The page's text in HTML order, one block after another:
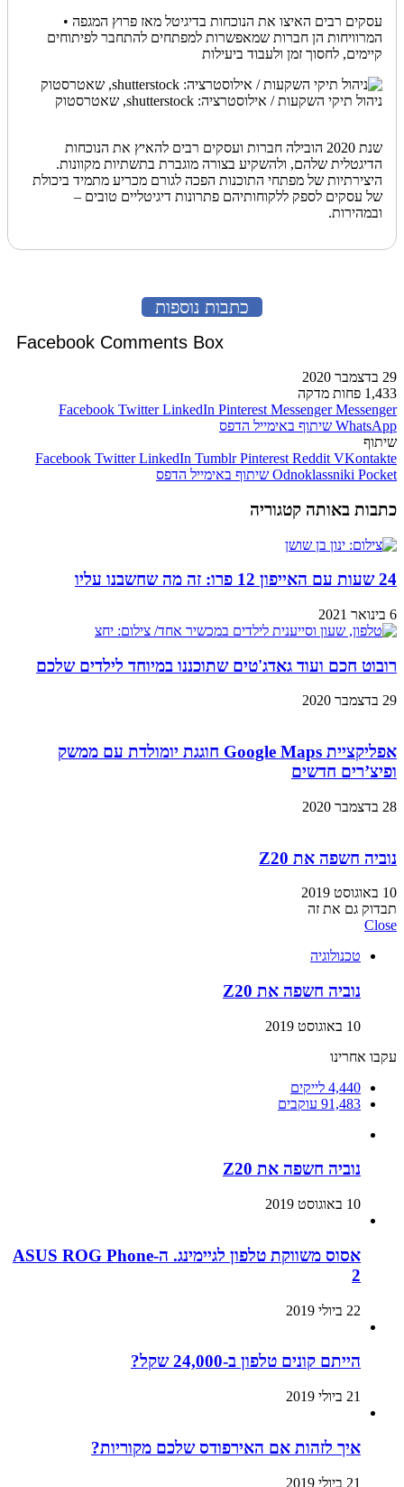
עסקים רבים האיצו את הנוכחות בדיגיטל מאז פרוץ המגפה •
המרוויחות הן חברות שמאפשרות למפתחים להתחבר לפיתוחים
קיימים, לחסוך זמן ולעבוד ביעילות
ניהול תיקי השקעות / אילוסטרציה: shutterstock, שאטרסטוק
שנת 2020 הובילה חברות ועסקים רבים להאיץ את הנוכחות
הדיגטלית שלהם, ולהשקיע בצורה מוגברת בתשתיות מקוונות.
היצירתיות של מפתחי התוכנות הפכה לגורם מכריע מתמיד ביכולת
של עסקים לספק ללקוחותיהם פתרונות דיגיטליים טובים –
ובמהירות.
כתבות נוספות
Facebook Comments Box
29 בדצמבר 2020
1,433 פחות מדקה
Facebook Twitter LinkedIn Pinterest Messenger Messenger
WhatsApp שיתוף באימייל הדפס
שיתוף
Facebook Twitter LinkedIn Tumblr Pinterest Reddit VKontakte
Odnoklassniki Pocket שיתוף באימייל הדפס
כתבות באותה קטגוריה
24 שעות עם האייפון 12 פרו: זה מה שחשבנו עליו
6 בינואר 2021
רובוט חכם ועוד גאדג'טים שתוכננו במיוחד לילדים שלכם
29 בדצמבר 2020
אפליקציית Google Maps חוגגת יומולדת עם ממשק
ופיצ’רים חדשים
28 בדצמבר 2020
נוביה חשפה את Z20
10 באוגוסט 2019
תבדוק גם את זה
Close
טכנולוגיה
נוביה חשפה את Z20
10 באוגוסט 2019
עקבו אחרינו
4,440 לייקים
91,483 עוקבים
נוביה חשפה את Z20
10 באוגוסט 2019
אסוס משווקת טלפון לגיימינג. ה-ASUS ROG Phone
2
22 ביולי 2019
הייתם קונים טלפון ב-24,000 שקל?
21 ביולי 2019
איך לזהות אם האירפודס שלכם מקוריות?
21 ביולי 2019